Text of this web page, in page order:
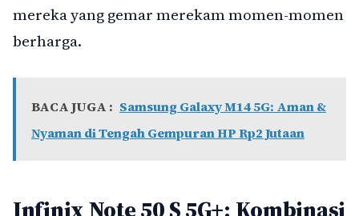
mereka yang gemar merekam momen-momen
berharga.
BACA JUGA : Samsung Galaxy M14 5G: Aman &
Nyaman di Tengah Gempuran HP Rp2 Jutaan
Infinix Note 50 S 5G+: Kombinasi